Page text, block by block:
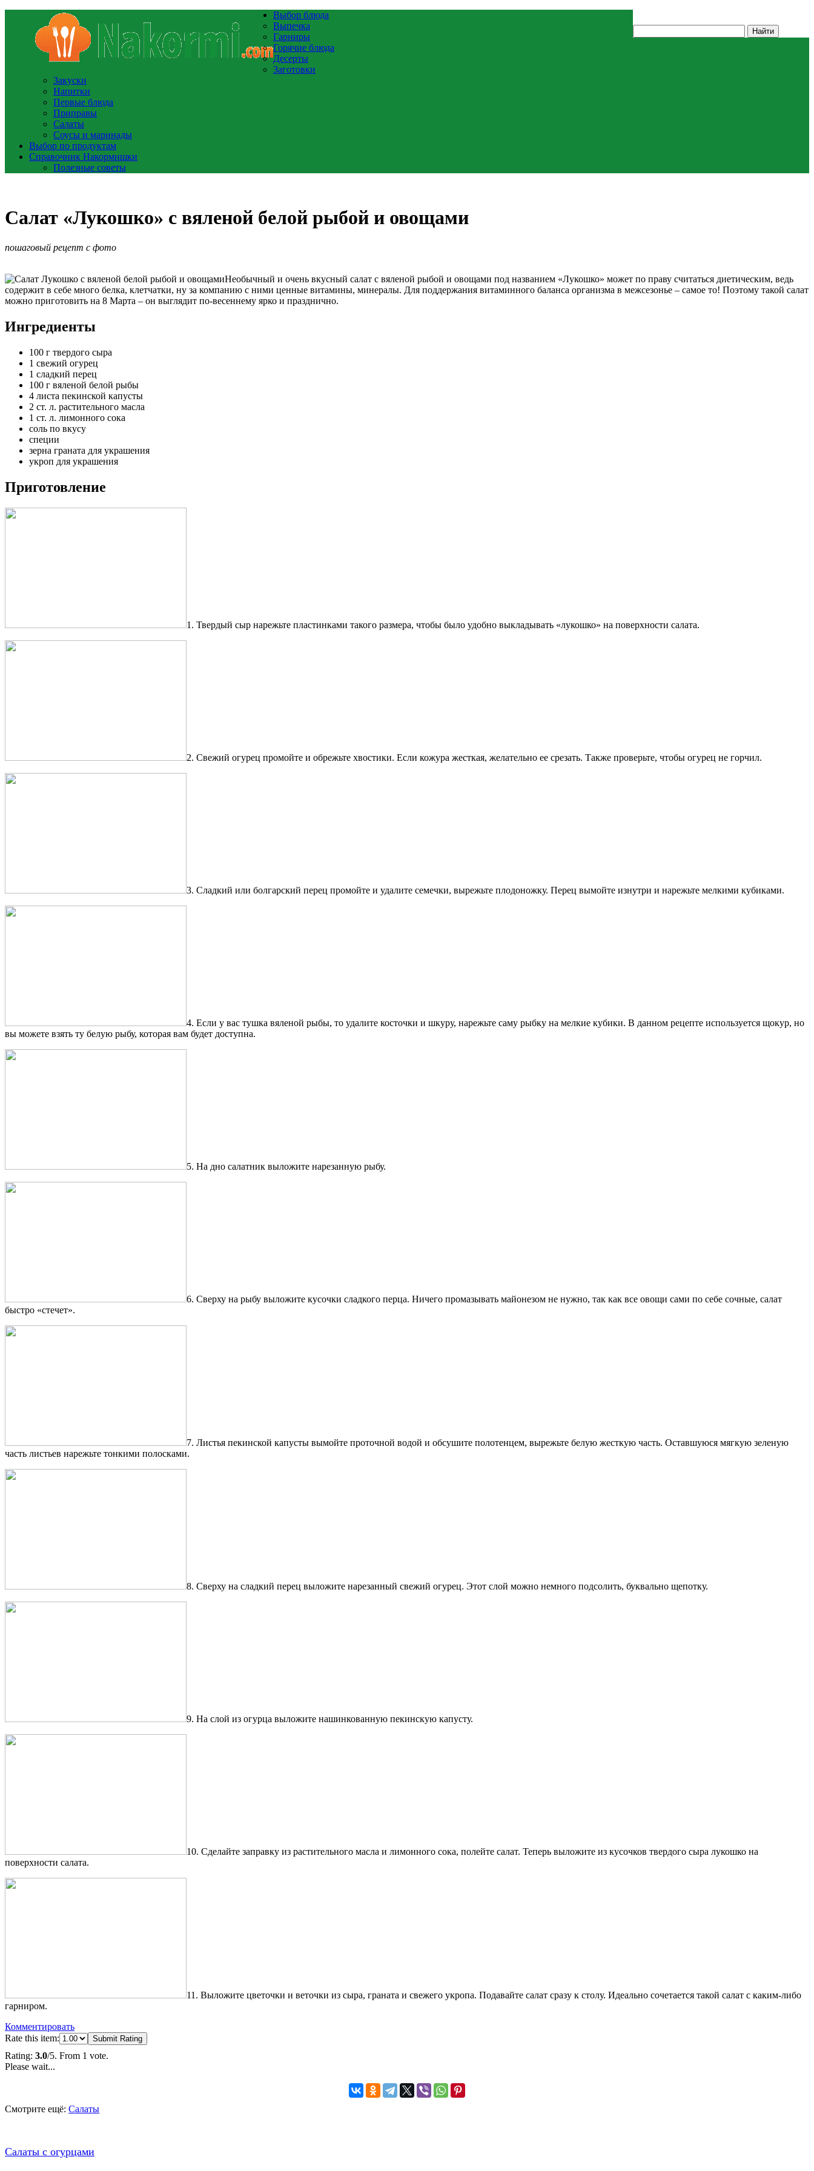
Выбор блюда
Выпечка
Гарниры
Горячие блюда
Десерты
Заготовки
Закуски
Напитки
Первые блюда
Приправы
Салаты
Соусы и маринады
Выбор по продуктам
Справочник Накормишки
Полезные советы
Салат «Лукошко» с вяленой белой рыбой и овощами
пошаговый рецепт с фото
Необычный и очень вкусный салат с вяленой рыбой и овощами под названием «Лукошко» может по праву считаться диетическим, ведь
содержит в себе много белка, клетчатки, ну за компанию с ними ценные витамины, минералы. Для поддержания витаминного баланса организма в межсезонье – самое то! Поэтому такой салат
можно приготовить на 8 Марта – он выглядит по-весеннему ярко и празднично.
Ингредиенты
100 г твердого сыра
1 свежий огурец
1 сладкий перец
100 г вяленой белой рыбы
4 листа пекинской капусты
2 ст. л. растительного масла
1 ст. л. лимонного сока
соль по вкусу
специи
зерна граната для украшения
укроп для украшения
Приготовление
1. Твердый сыр нарежьте пластинками такого размера, чтобы было удобно выкладывать «лукошко» на поверхности салата.
2. Свежий огурец промойте и обрежьте хвостики. Если кожура жесткая, желательно ее срезать. Также проверьте, чтобы огурец не горчил.
3. Сладкий или болгарский перец промойте и удалите семечки, вырежьте плодоножку. Перец вымойте изнутри и нарежьте мелкими кубиками.
4. Если у вас тушка вяленой рыбы, то удалите косточки и шкуру, нарежьте саму рыбку на мелкие кубики. В данном рецепте используется щокур, но
вы можете взять ту белую рыбу, которая вам будет доступна.
5. На дно салатник выложите нарезанную рыбу.
6. Сверху на рыбу выложите кусочки сладкого перца. Ничего промазывать майонезом не нужно, так как все овощи сами по себе сочные, салат
быстро «стечет».
7. Листья пекинской капусты вымойте проточной водой и обсушите полотенцем, вырежьте белую жесткую часть. Оставшуюся мягкую зеленую
часть листьев нарежьте тонкими полосками.
8. Сверху на сладкий перец выложите нарезанный свежий огурец. Этот слой можно немного подсолить, буквально щепотку.
9. На слой из огурца выложите нашинкованную пекинскую капусту.
10. Сделайте заправку из растительного масла и лимонного сока, полейте салат. Теперь выложите из кусочков твердого сыра лукошко на
поверхности салата.
11. Выложите цветочки и веточки из сыра, граната и свежего укропа. Подавайте салат сразу к столу. Идеально сочетается такой салат с каким-либо
гарниром.
Комментировать
Rate this item:
Submit Rating
Rating: 3.0/5. From 1 vote.
Please wait...
Смотрите ещё: Салаты
Салаты с огурцами